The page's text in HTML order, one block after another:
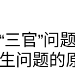
三官”问
问题的